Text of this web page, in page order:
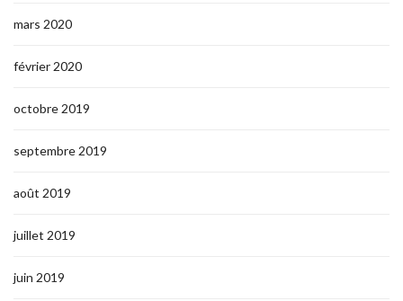
mars 2020
février 2020
octobre 2019
septembre 2019
août 2019
juillet 2019
juin 2019